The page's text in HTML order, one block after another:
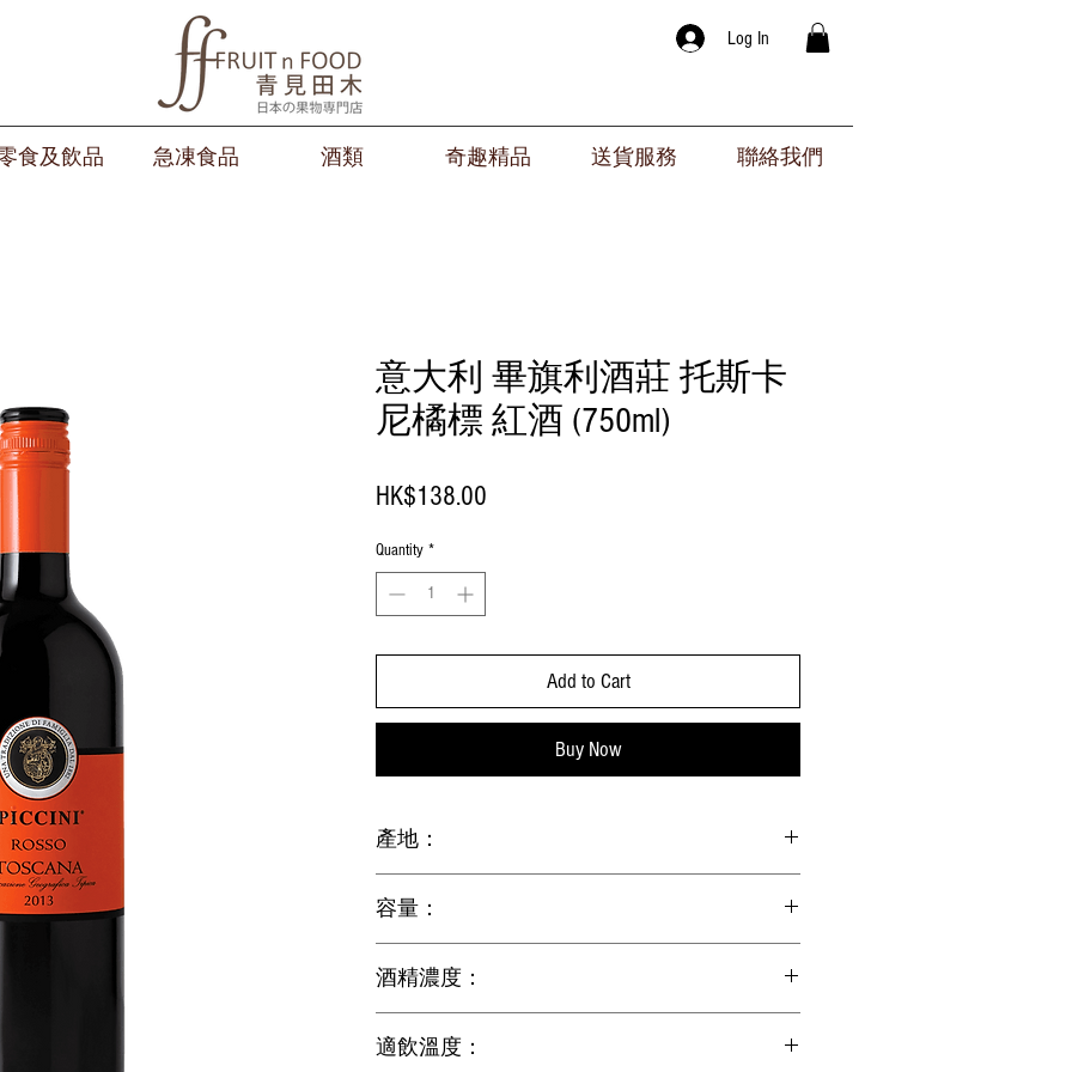
Log In
食及飲品 急凍食品 酒類 奇趣精品 送貨服務 聯絡我們
意大利 畢旗利酒莊 托斯卡
尼橘標 紅酒 (750ml)
HK$138.00
Quantity *
Add to Cart
Buy Now
產地：
容量：
酒精濃度：
適飲溫度：